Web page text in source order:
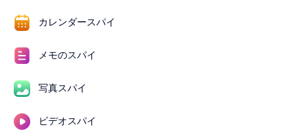
カレンダースパイ
メモのスパイ
写真スパイ
ビデオスパイ